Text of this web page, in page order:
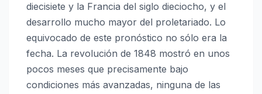
diecisiete y la Francia del siglo dieciocho, y el
desarrollo mucho mayor del proletariado. Lo
equivocado de este pronóstico no sólo era la
fecha. La revolución de 1848 mostró en unos
pocos meses que precisamente bajo
condiciones más avanzadas, ninguna de las